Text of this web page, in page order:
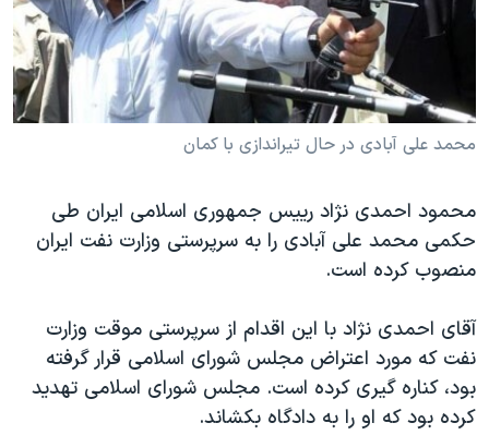
فرهنگ و زندگی
حقوق شهروندی
اقتصادی
علم و فناوری
گالری عکس
آرشیو پخش زنده
مستندها
انتخابات ریاست جمهوری آمریکا ۲۰۲۴
حمله جمهوری اسلامی به اسرائیل
رمز مهسا
اعتراضات زن، زندگی، آزادی
مجموعه مستندهای دادخواهی
دادگاه حمید نوری
چهل سال گروگان‌گیری
قانون شفافیت دارائی کادر رهبری ایران
دنبال کنید
محمد علی آبادی در حال تیراندازی با کمان
محمود احمدی نژاد رییس جمهوری اسلامی ایران طی
حکمی محمد علی آبادی را به سرپرستی وزارت نفت ایران
منصوب کرده است.
آقای احمدی نژاد با این اقدام از سرپرستی موقت وزارت
نفت که مورد اعتراض مجلس شورای اسلامی قرار گرفته
بود، کناره گیری کرده است. مجلس شورای اسلامی تهدید
کرده بود که او را به دادگاه بکشاند.